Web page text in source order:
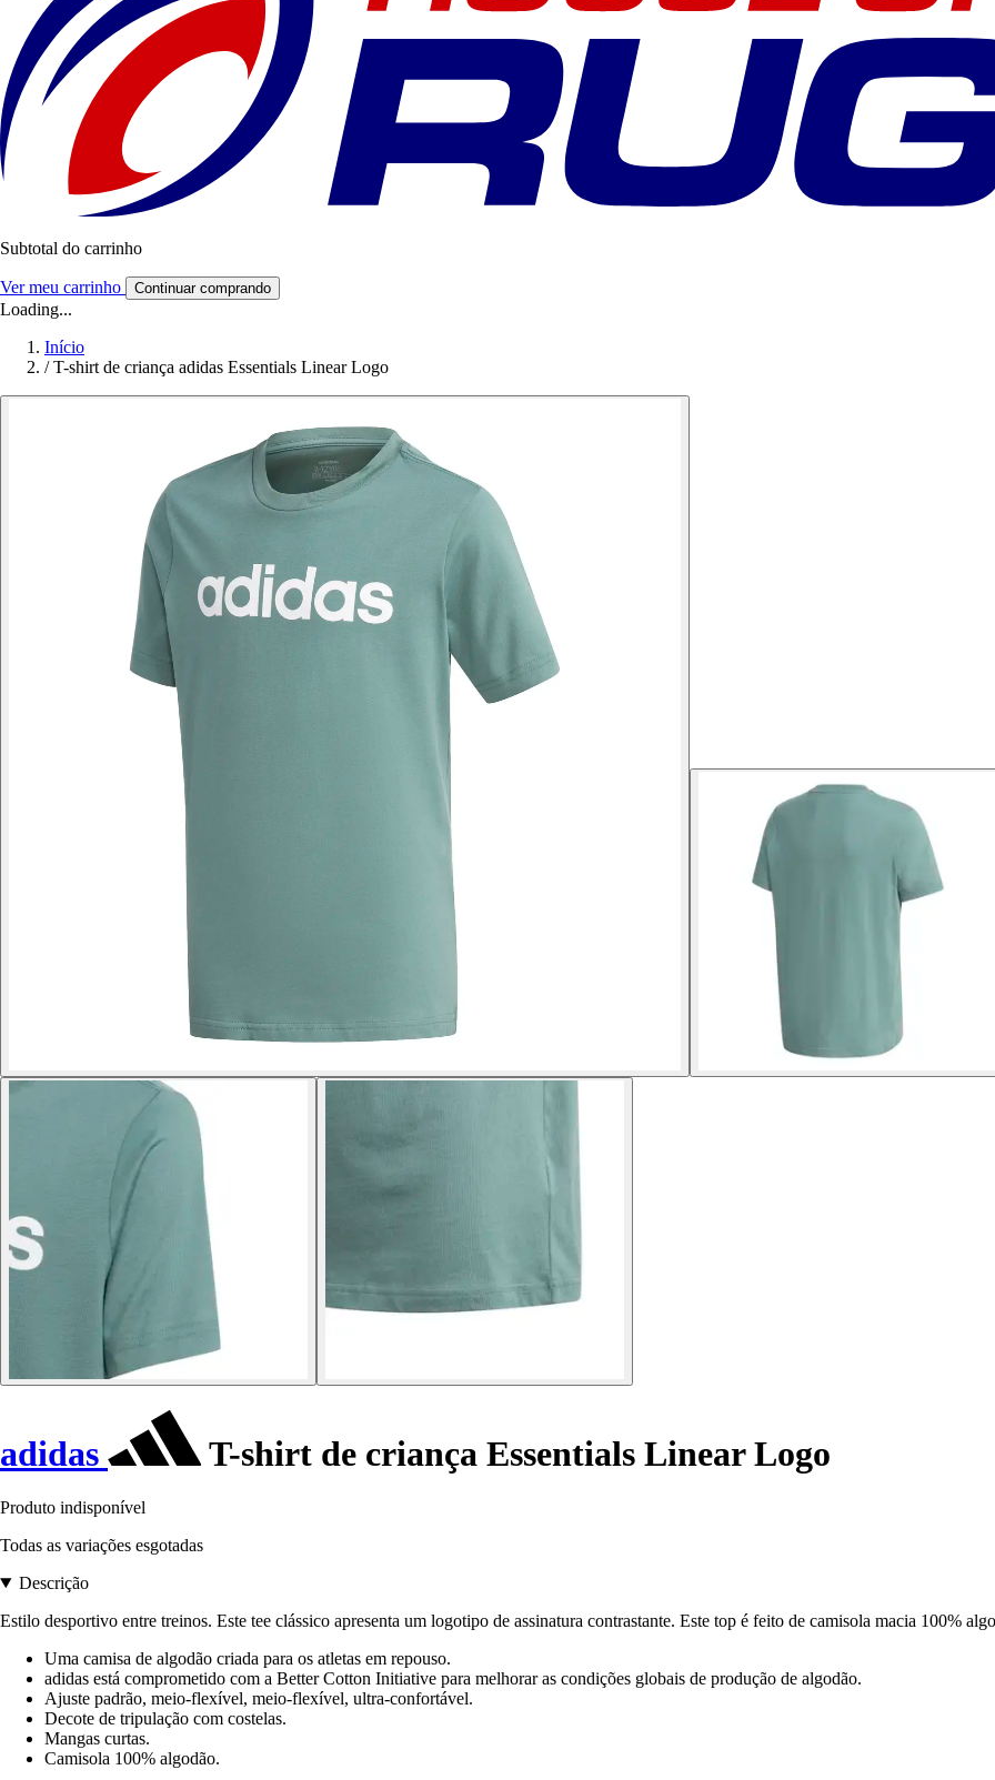
Subtotal do carrinho
Ver meu carrinho Continuar comprando
Loading...
Início
/ T-shirt de criança adidas Essentials Linear Logo
adidas T-shirt de criança Essentials Linear Logo
Produto indisponível
Todas as variações esgotadas
Descrição
Estilo desportivo entre treinos. Este tee clássico apresenta um logotipo de assinatura contrastante. Este top é feito de camisola macia 100%
Uma camisa de algodão criada para os atletas em repouso.
adidas está comprometido com a Better Cotton Initiative para melhorar as condições globais de produção de algodão.
Ajuste padrão, meio-flexível, meio-flexível, ultra-confortável.
Decote de tripulação com costelas.
Mangas curtas.
Camisola 100% algodão.